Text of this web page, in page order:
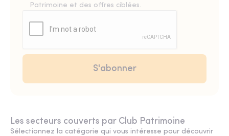
Patrimoine et des offres ciblées.
Les secteurs couverts par Club Patrimoine
Sélectionnez la catégorie qui vous intéresse pour découvrir